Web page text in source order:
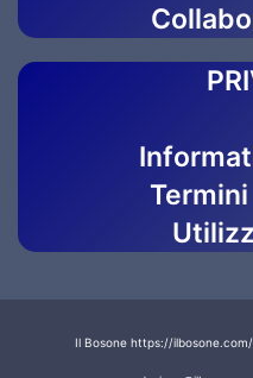
Il Bosone https://